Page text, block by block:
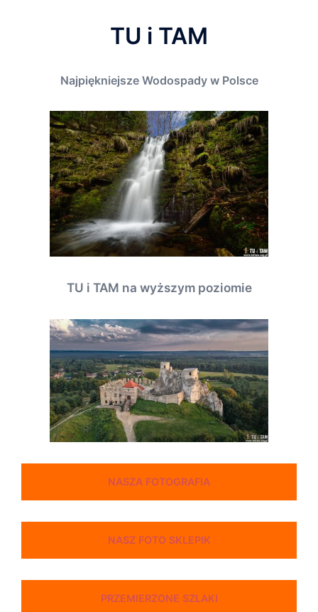
TU i TAM
Najpiękniejsze Wodospady w Polsce
TU i TAM na wyższym poziomie
NASZA FOTOGRAFIA
NASZ FOTO SKLEPIK
PRZEMIERZONE SZLAKI